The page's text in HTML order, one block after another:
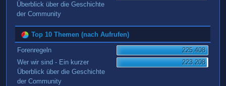
Überblick über die Geschichte
der Community
Top 10 Themen (nach Aufrufen)
Forenregeln
225.408
Wer wir sind - Ein kurzer
Überblick über die Geschichte
der Community
223.208